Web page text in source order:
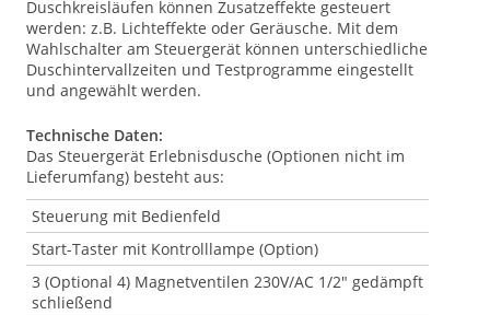
Duschkreisläufen können Zusatzeffekte gesteuert
werden: z.B. Lichteffekte oder Geräusche. Mit dem
Wahlschalter am Steuergerät können unterschiedliche
Duschintervallzeiten und Testprogramme eingestellt
und angewählt werden.
Technische Daten:
Das Steuergerät Erlebnisdusche (Optionen nicht im
Lieferumfang) besteht aus:
Steuerung mit Bedienfeld
Start-Taster mit Kontrolllampe (Option)
3 (Optional 4) Magnetventilen 230V/AC 1/2" gedämpft
schließend